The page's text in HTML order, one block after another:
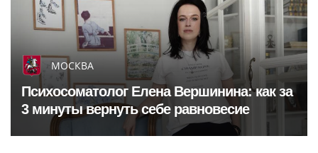
МОСКВА
Психосоматолог Елена Вершинина: как за
3 минуты вернуть себе равновесие